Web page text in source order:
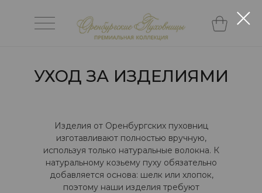
УХОД ЗА ИЗДЕЛИЯМИ
Изделия от Оренбургских пуховниц
изготавливают полностью вручную,
используя только натуральные волокна. К
натуральному козьему пуху обязательно
добавляется основа: шелк или хлопок,
поэтому наши изделия требуют